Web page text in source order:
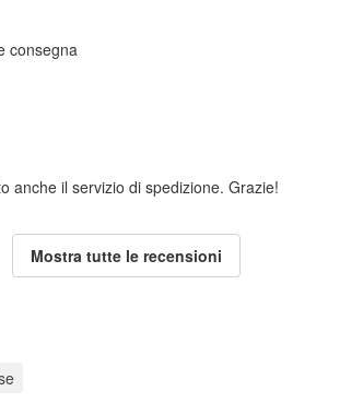
consegna
anche il servizio di spedizione. Grazie!
Mostra tutte le recensioni